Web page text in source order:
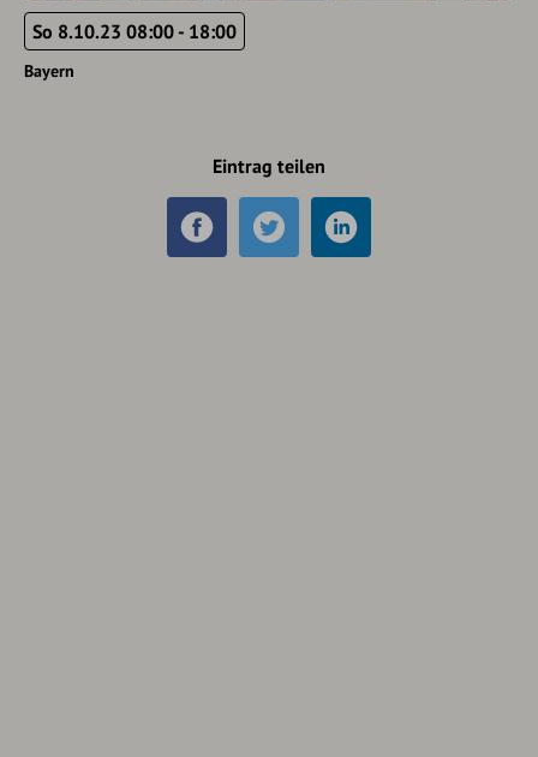
So 8.10.23 08:00 - 18:00
Bayern
Eintrag teilen